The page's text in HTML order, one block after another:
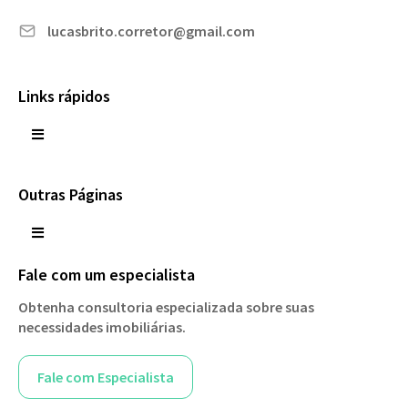
lucasbrito.corretor@gmail.com
Links rápidos
Outras Páginas
Fale com um especialista
Obtenha consultoria especializada sobre suas
necessidades imobiliárias.
Fale com Especialista